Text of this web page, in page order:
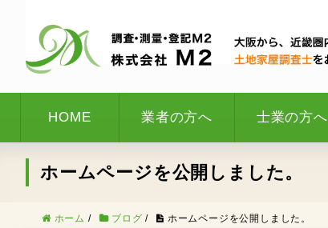
HOME 業者の方へ 士業の方へ
ホームページを公開しました。
ホーム / ブログ / ホームページを公開しました。